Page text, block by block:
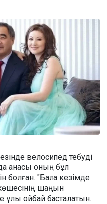
велосипед тебуді
анасы оның бұл
болған. "Бала кезімде
шаңын
ойбай басталатын.